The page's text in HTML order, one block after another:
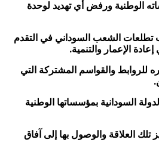
الوطنية ورفض أي تهديد لوحدة
تطلعات الشعب السوداني في التقدم
الإعمار والتنمية.
للروابط والقواسم المشتركة التي
السودانية بمؤسساتها الوطنية
تلك العلاقة والوصول بها إلى آفاق